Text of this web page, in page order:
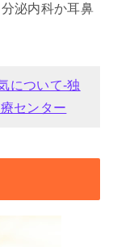
泌内科か耳鼻
について-独
センター